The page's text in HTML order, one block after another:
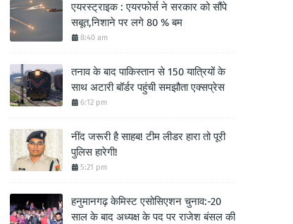
एयरस्ट्राइक : एयरफोर्स ने सरकार को सौंपे
सबूत,निशाने पर लगे 80 % बम
8:40 am
तनाव के बाद पाकिस्तान से 150 यात्रियों के
साथ अटारी बॉर्डर पहुंची समझौता एक्सप्रेस
6:12 pm
नींद जरूरी है साहब! टीम लीडर हारा तो पूरी
पुलिस हारेगी!
5:21 pm
हनुमानगढ़ केमिस्ट एसोसिएशन चुनाव:-20
साल के बाद अध्यक्ष के पद पर राजेश बंसल की